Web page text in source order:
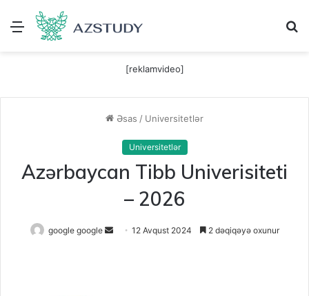
Menu
[reklamvideo]
Əsas / Universitetlər
Universitetlər
Azərbaycan Tibb Univerisiteti
– 2026
google google
Send12 Avqust 2024 2 dəqiqəyə oxunur